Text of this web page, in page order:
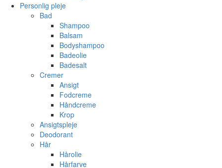
Personlig pleje
Bad
Shampoo
Balsam
Bodyshampoo
Badeolie
Badesalt
Cremer
Ansigt
Fodcreme
Håndcreme
Krop
Ansigtspleje
Deodorant
Hår
Hårolie
Hårfarve